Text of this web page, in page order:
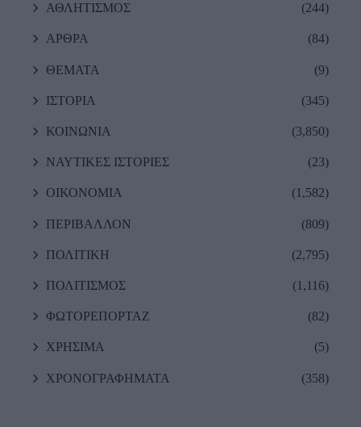
ΑΘΛΗΤΙΣΜΟΣ (244)
ΑΡΘΡΑ (84)
ΘΕΜΑΤΑ (9)
ΙΣΤΟΡΙΑ (345)
ΚΟΙΝΩΝΙΑ (3,850)
ΝΑΥΤΙΚΕΣ ΙΣΤΟΡΙΕΣ (23)
ΟΙΚΟΝΟΜΙΑ (1,582)
ΠΕΡΙΒΑΛΛΟΝ (809)
ΠΟΛΙΤΙΚΗ (2,795)
ΠΟΛΙΤΙΣΜΟΣ (1,116)
ΦΩΤΟΡΕΠΟΡΤΑΖ (82)
ΧΡΗΣΙΜΑ (5)
ΧΡΟΝΟΓΡΑΦΗΜΑΤΑ (358)